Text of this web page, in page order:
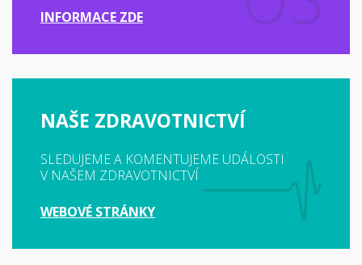
INFORMACE ZDE
NAŠE ZDRAVOTNICTVÍ
SLEDUJEME A KOMENTUJEME UDÁLOSTI
V NAŠEM ZDRAVOTNICTVÍ
WEBOVÉ STRÁNKY